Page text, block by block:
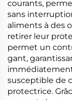
courants,
sans
aliments à des
retirer leur
permet un
gant,
susceptible de
protectrice.